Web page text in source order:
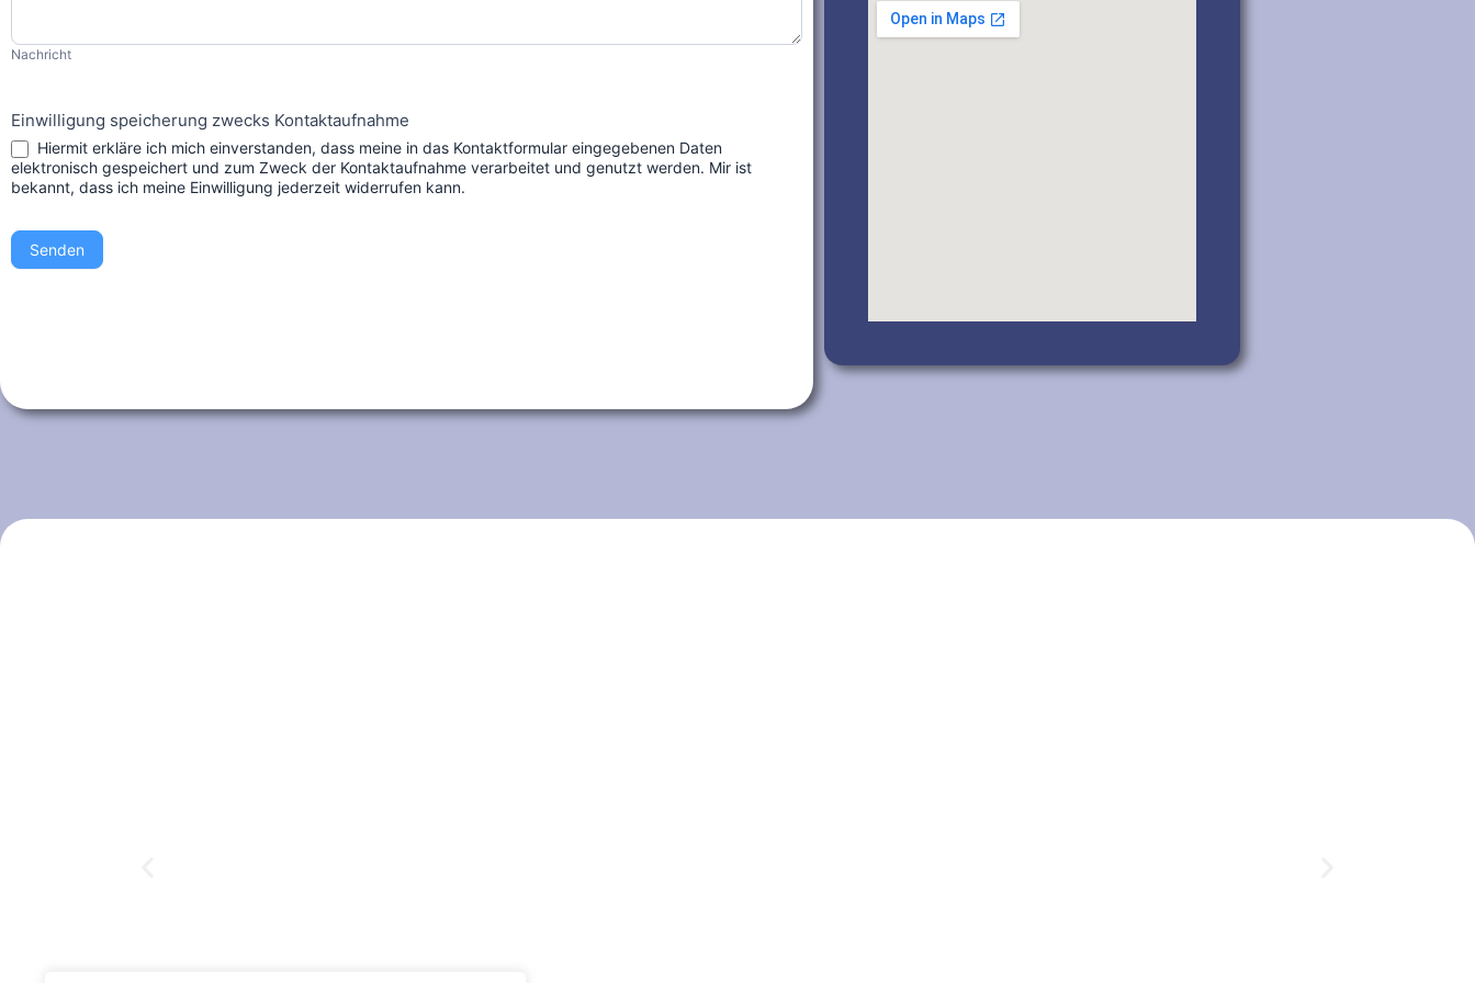
Nachricht
Einwilligung speicherung zwecks Kontaktaufnahme
elektronisch gespeichert und zum Zweck der Kontaktaufnahme verarbeitet und genutzt werden. Mir ist
bekannt, dass ich meine Einwilligung jederzeit widerrufen kann.
Senden